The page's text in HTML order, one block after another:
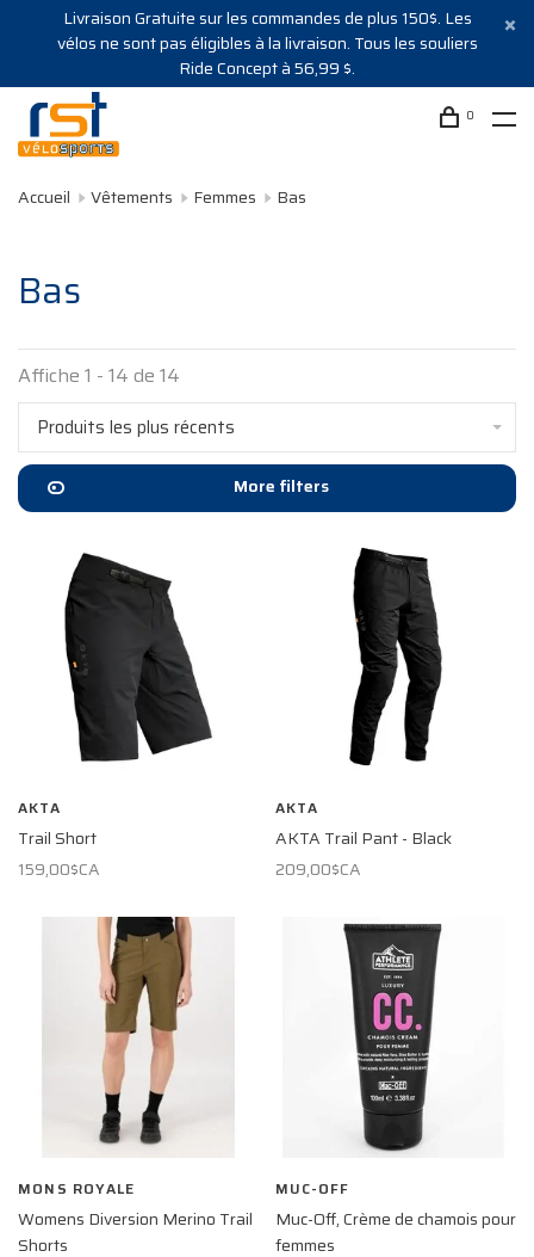
Livraison Gratuite sur les commandes de plus 150$. Les
vélos ne sont pas éligibles à la livraison. Tous les souliers
Ride Concept à 56,99 $.
0
Accueil Vêtements Femmes Bas
Bas
Affiche 1 - 14 de 14
Produits les plus récents
More filters
AKTA
Trail Short
159,00$CA
AKTA
AKTA Trail Pant - Black
209,00$CA
MONS ROYALE
Womens Diversion Merino Trail
Shorts
MUC-OFF
Muc-Off, Crème de chamois pour
femmes